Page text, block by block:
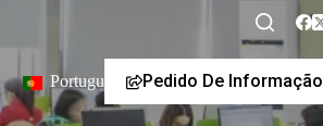
Portuguese Pedido De Informação